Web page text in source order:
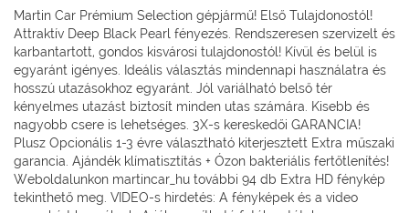
Martin Car Prémium Selection gépjármű! Első Tulajdonostól!
Attraktív Deep Black Pearl fényezés. Rendszeresen szervizelt és
karbantartott, gondos kisvárosi tulajdonostól! Kívül és belül is
egyaránt igényes. Ideális választás mindennapi használatra és
hosszú utazásokhoz egyaránt. Jól variálható belső tér
kényelmes utazást biztosít minden utas számára. Kisebb és
nagyobb csere is lehetséges. 3X-s kereskedői GARANCIA!
Plusz Opcionális 1-3 évre választható kiterjesztett Extra műszaki
garancia. Ajándék klímatisztítás + Ózon bakteriális fertőtlenítés!
Weboldalunkon martincar_hu további 94 db Extra HD fénykép
tekinthető meg. VIDEO-s hirdetés: A fényképek és a video